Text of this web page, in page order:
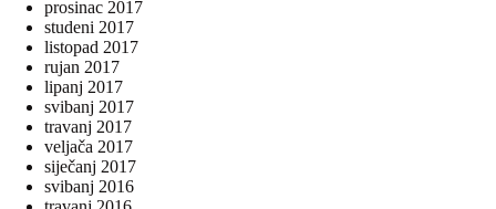
prosinac 2017
studeni 2017
listopad 2017
rujan 2017
lipanj 2017
svibanj 2017
travanj 2017
veljača 2017
siječanj 2017
svibanj 2016